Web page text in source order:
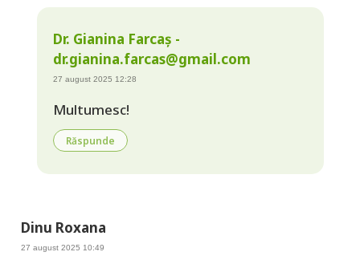
Dr. Gianina Farcaș -
dr.gianina.farcas@gmail.com
27 august 2025 12:28
Multumesc!
Răspunde
Dinu Roxana
27 august 2025 10:49